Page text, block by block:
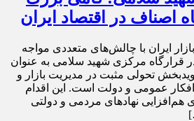
اصناف در اقتصاد ایران
ایران با چالش‌های متعددی مواجه
قرارگاه مرکزی شهید سلامی به عنوان
تحولی مثبت در مدیریت بازار و
عمومی و دولت است. این اقدام
هم‌افزایی نهادهای مردمی و دولتی